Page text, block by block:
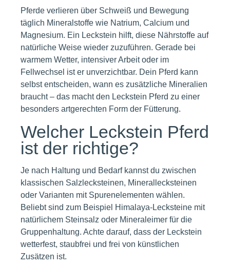
Pferde verlieren über Schweiß und Bewegung
täglich Mineralstoffe wie Natrium, Calcium und
Magnesium. Ein Leckstein hilft, diese Nährstoffe auf
natürliche Weise wieder zuzuführen. Gerade bei
warmem Wetter, intensiver Arbeit oder im
Fellwechsel ist er unverzichtbar. Dein Pferd kann
selbst entscheiden, wann es zusätzliche Mineralien
braucht – das macht den Leckstein Pferd zu einer
besonders artgerechten Form der Fütterung.
Welcher Leckstein Pferd
ist der richtige?
Je nach Haltung und Bedarf kannst du zwischen
klassischen Salzlecksteinen, Minerallecksteinen
oder Varianten mit Spurenelementen wählen.
Beliebt sind zum Beispiel Himalaya-Lecksteine mit
natürlichem Steinsalz oder Mineraleimer für die
Gruppenhaltung. Achte darauf, dass der Leckstein
wetterfest, staubfrei und frei von künstlichen
Zusätzen ist.